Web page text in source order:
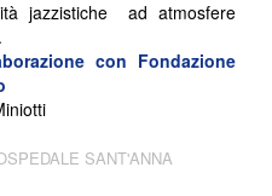
jazzistiche ad atmosfere
con Fondazione
SANT'ANNA